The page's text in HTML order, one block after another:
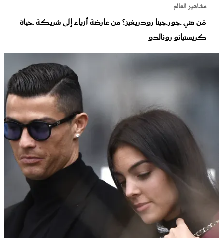
مشاهير العالم
مَن هي جورجينا رودريغيز؟ مِن عارضة أزياء إلى شريكة حياة
كريستيانو رونالدو